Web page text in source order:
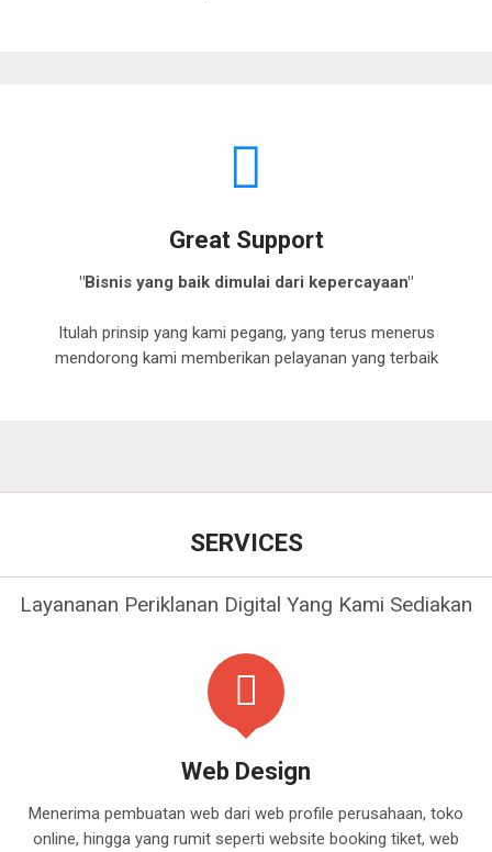
Great Support
"Bisnis yang baik dimulai dari kepercayaan"
Itulah prinsip yang kami pegang, yang terus menerus
mendorong kami memberikan pelayanan yang terbaik
SERVICES
Layananan Periklanan Digital Yang Kami Sediakan
Web Design
Menerima pembuatan web dari web profile perusahaan, toko
online, hingga yang rumit seperti website booking tiket, web